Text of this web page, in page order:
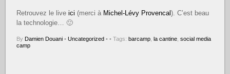
Retrouvez le liveici (merci à Michel-Lévy Provencal). C’est beau
la technologie… 🙂
By Damien Douani • Uncategorized • • Tags:barcamp ,la cantine ,social media
camp